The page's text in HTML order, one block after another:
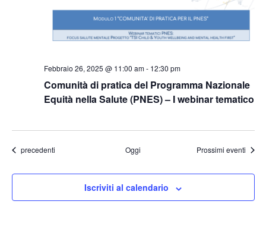
Comunità di pratica del Programma Nazionale
Equità nella Salute (PNES) – I webinar tematico
Febbraio 26, 2025 @ 11:00 am- 12:30 pm
Eventi
precedenti Oggi Prossimi eventi
Iscriviti al calendario